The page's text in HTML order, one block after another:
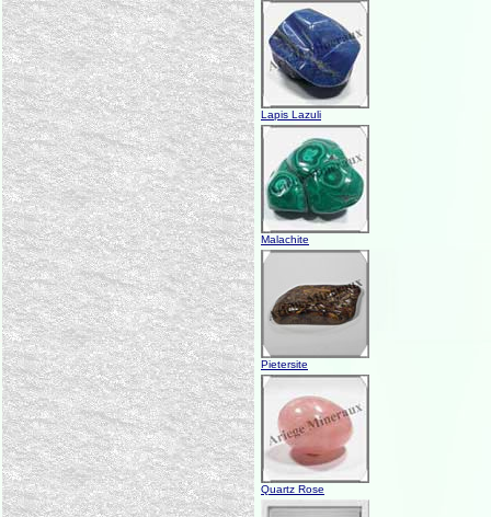
Lapis Lazuli
Malachite
Pietersite
Quartz Rose